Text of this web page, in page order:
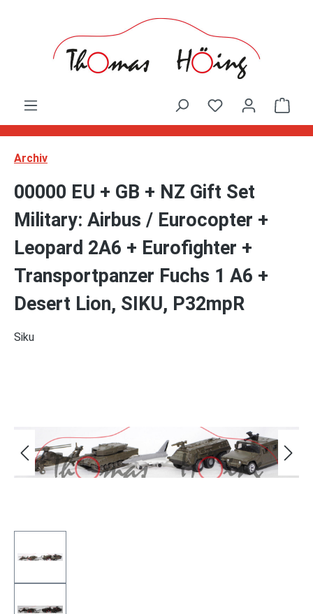
Archiv
00000 EU + GB + NZ Gift Set
Military: Airbus / Eurocopter +
Leopard 2A6 + Eurofighter +
Transportpanzer Fuchs 1 A6 +
Desert Lion, SIKU, P32mpR
Siku